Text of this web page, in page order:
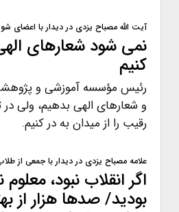
آیت الله مصباح یزدی در دیدار با اعضای
نمی شود شعارهای
کنیم
رئیس مؤسسه آموزشی و
و شعارهای الهی بدهیم، ولی
رقیب را از میدان به در کنیم.
علامه مصباح یزدی در دیدار با جمعی از
اگر انقلاب نبود،
بودید/ صدها هزار از